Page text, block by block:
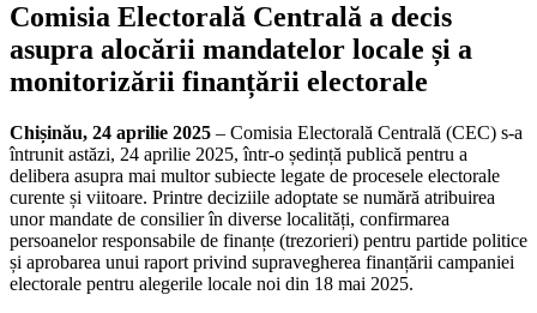
Comisia Electorală Centrală a decis
asupra alocării mandatelor locale și a
monitorizării finanțării electorale
Chișinău, 24 aprilie 2025 – Comisia Electorală Centrală (CEC) s-a
întrunit astăzi, 24 aprilie 2025, într-o ședință publică pentru a
delibera asupra mai multor subiecte legate de procesele electorale
curente și viitoare. Printre deciziile adoptate se numără atribuirea
unor mandate de consilier în diverse localități, confirmarea
persoanelor responsabile de finanțe (trezorieri) pentru partide politice
și aprobarea unui raport privind supravegherea finanțării campaniei
electorale pentru alegerile locale noi din 18 mai 2025.